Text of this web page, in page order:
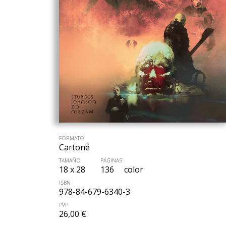
FORMATO
Cartoné
TAMAÑO
18 x 28
PÁGINAS
136 color
ISBN
978-84-679-6340-3
PVP
26,00 €